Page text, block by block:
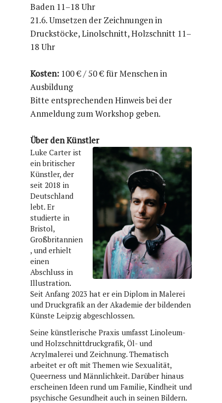
Baden 11–18 Uhr
21.6. Umsetzen der Zeichnungen in
Druckstöcke, Linolschnitt, Holzschnitt 11–
18 Uhr
Kosten: 100 € / 50 € für Menschen in
Ausbildung
Bitte entsprechenden Hinweis bei der
Anmeldung zum Workshop geben.
Über den Künstler
Luke Carter ist
ein britischer
Künstler, der
seit 2018 in
Deutschland
lebt. Er
studierte in
Bristol,
Großbritannien
, und erhielt
einen
Abschluss in
Illustration.
Seit Anfang 2023 hat er ein Diplom in Malerei
und Druckgrafik an der Akademie der bildenden
Künste Leipzig abgeschlossen.
Seine künstlerische Praxis umfasst Linoleum-
und Holzschnittdruckgrafik, Öl- und
Acrylmalerei und Zeichnung. Thematisch
arbeitet er oft mit Themen wie Sexualität,
Queerness und Männlichkeit. Darüber hinaus
erscheinen Ideen rund um Familie, Kindheit und
psychische Gesundheit auch in seinen Bildern.